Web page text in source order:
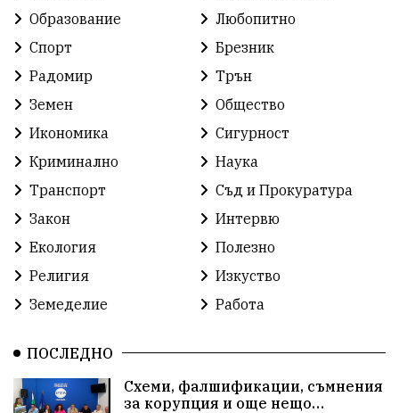
Образование
Любопитно
Спорт
Брезник
Радомир
Трън
Земен
Общество
Икономика
Сигурност
Криминално
Наука
Транспорт
Съд и Прокуратура
Закон
Интервю
Екология
Полезно
Религия
Изкуство
Земеделие
Работа
ПОСЛЕДНО
Схеми, фалшификации, съмнения
за корупция и още нещо…